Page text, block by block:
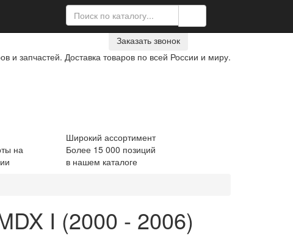
Заказать звонок
и запчастей. Доставка товаров по всей России и миру.
на
Широкий ассортимент
Более 15 000 позиций
в нашем каталоге
I (2000 - 2006)